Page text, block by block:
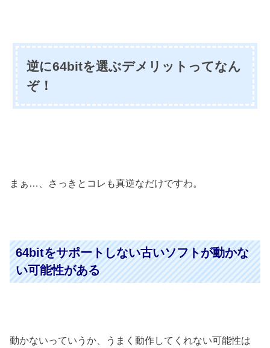
逆に64bitを選ぶデメリットってなん
ぞ！
まぁ…、さっきとコレも真逆なだけですわ。
64bitをサポートしない古いソフトが動かな
い可能性がある
動かないっていうか、うまく動作してくれない可能性は